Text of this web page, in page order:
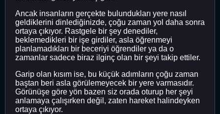
Ancak insanların gerçekte bulundukları yere nasıl
geldiklerini dinlediğinizde, çoğu zaman yol daha sonra
ortaya çıkıyor. Rastgele bir şey denediler,
beklemedikleri bir işe girdiler, asla öğrenmeyi
planlamadıkları bir beceriyi öğrendiler ya da o
zamanlar sadece biraz ilginç olan bir şeyi takip ettiler.
Garip olan kısım ise, bu küçük adımların çoğu zaman
baştan beri asla görülemeyecek bir yere varmasıdır.
Görünüşe göre yön bazen siz orada oturup her şeyi
anlamaya çalışırken değil, zaten hareket halindeyken
ortaya çıkıyor.